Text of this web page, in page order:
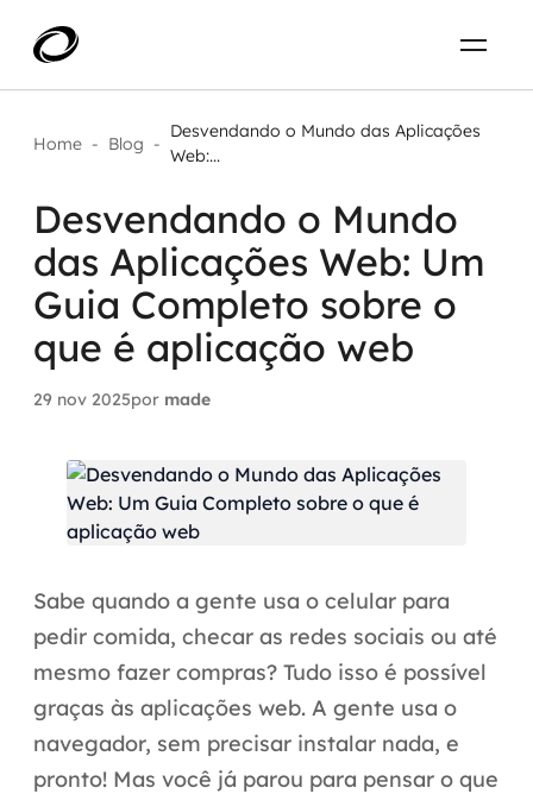
Aplicar IA com impacto real
AI / Machine Learning
IA Generativa
Aceleradores de IA
Automação inteligente
Integração de IA
RPA e hiperautomação
AI Day
Transformar dados em decisão
Projetos
Carreira
Home - Blog -
Desvendando o Mundo das Aplicações
Web:...
Desvendando o Mundo
das Aplicações Web: Um
Guia Completo sobre o
que é aplicação web
29 nov 2025por made
Sabe quando a gente usa o celular para
pedir comida, checar as redes sociais ou até
mesmo fazer compras? Tudo isso é possível
graças às aplicações web. A gente usa o
navegador, sem precisar instalar nada, e
pronto! Mas você já parou para pensar o que